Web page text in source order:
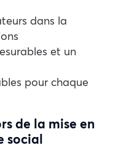
dans la
et un
pour chaque
de la mise en
social